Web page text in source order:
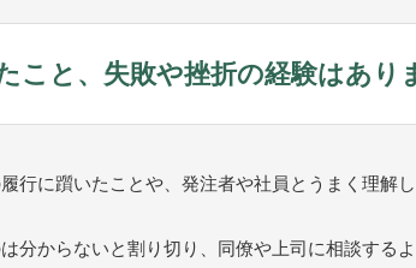
こと、失敗や挫折の経験はあり
行に躓いたことや、発注者や社員とうまく理解
分からないと割り切り、同僚や上司に相談する